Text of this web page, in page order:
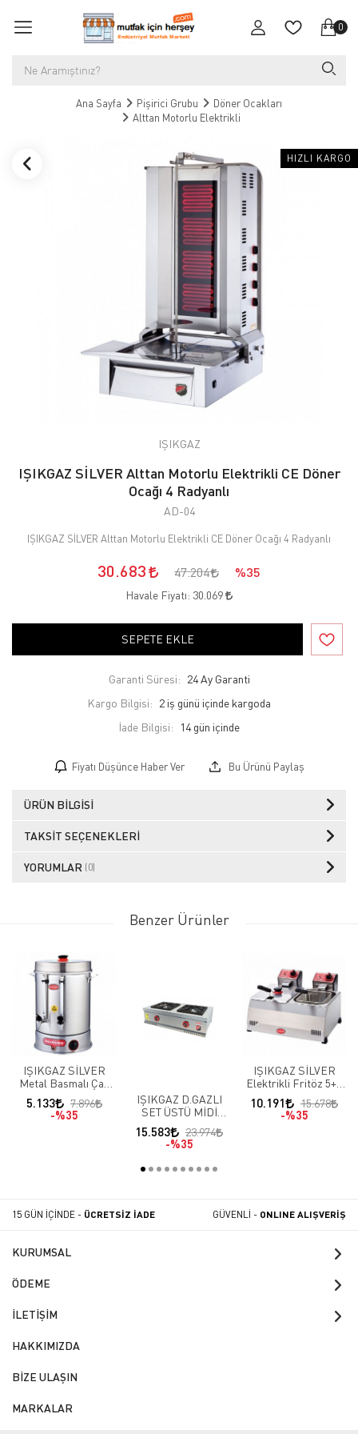
0
Ana Sayfa Pişirici Grubu
Döner Ocakları
Alttan Motorlu Elektrikli
HIZLI KARGO
IŞIKGAZ
IŞIKGAZ SİLVER Alttan Motorlu Elektrikli CE Döner
Ocağı 4 Radyanlı
AD-04
IŞIKGAZ SİLVER Alttan Motorlu Elektrikli CE Döner Ocağı 4 Radyanlı
30.683 47.204 %35
Havale Fiyatı: 30.069
SEPETE EKLE
Garanti Süresi: 24 Ay Garanti
Kargo Bilgisi: 2 iş günü içinde kargoda
İade Bilgisi:
Fiyatı Düşünce Haber Ver Bu Ürünü Paylaş
ÜRÜN BILGISI
TAKSIT SEÇENEKLERI
YORUMLAR (0)
Benzer Ürünler
IŞIKGAZ SİLVER
Metal Basmalı Çay
Makinesi 80 Bardak 9
LT
5.133
7.896
%35
IŞIKGAZ D.GAZLI
SET ÜSTÜ MİDİ
OCAK 2 BACK
15.583
23.974
%35
IŞIKGAZ SİLVER
Elektrikli Fritöz 5+5
LT
10.191
15.678
%35
15 GÜN İÇİNDE - ÜCRETSİZ İADE GÜVENLİ - ONLINE ALIŞVERİŞ
KURUMSAL
ÖDEME
İLETİŞİM
HAKKIMIZDA
BİZE ULAŞIN
MARKALAR